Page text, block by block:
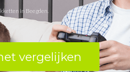
in Beegden.
vergelijken